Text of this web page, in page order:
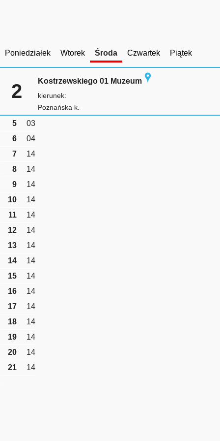
Poniedziałek Wtorek Środa Czwartek Piątek
2 Kostrzewskiego 01 Muzeum
kierunek:
Poznańska k.
5
03
6
04
7
14
8
14
9
14
10
14
11
14
12
14
13
14
14
14
15
14
16
14
17
14
18
14
19
14
20
14
21
14